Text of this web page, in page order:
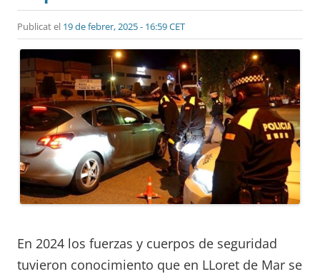
Publicat el 19 de febrer, 2025 - 16:59 CET
En 2024 los fuerzas y cuerpos de seguridad
tuvieron conocimiento que en LLoret de Mar se